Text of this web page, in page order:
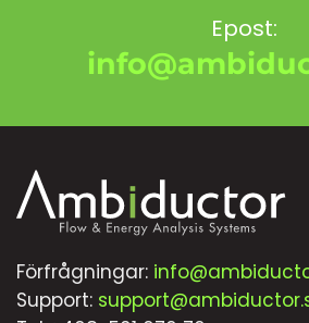
Epost:
Förfrågningar:
Support: